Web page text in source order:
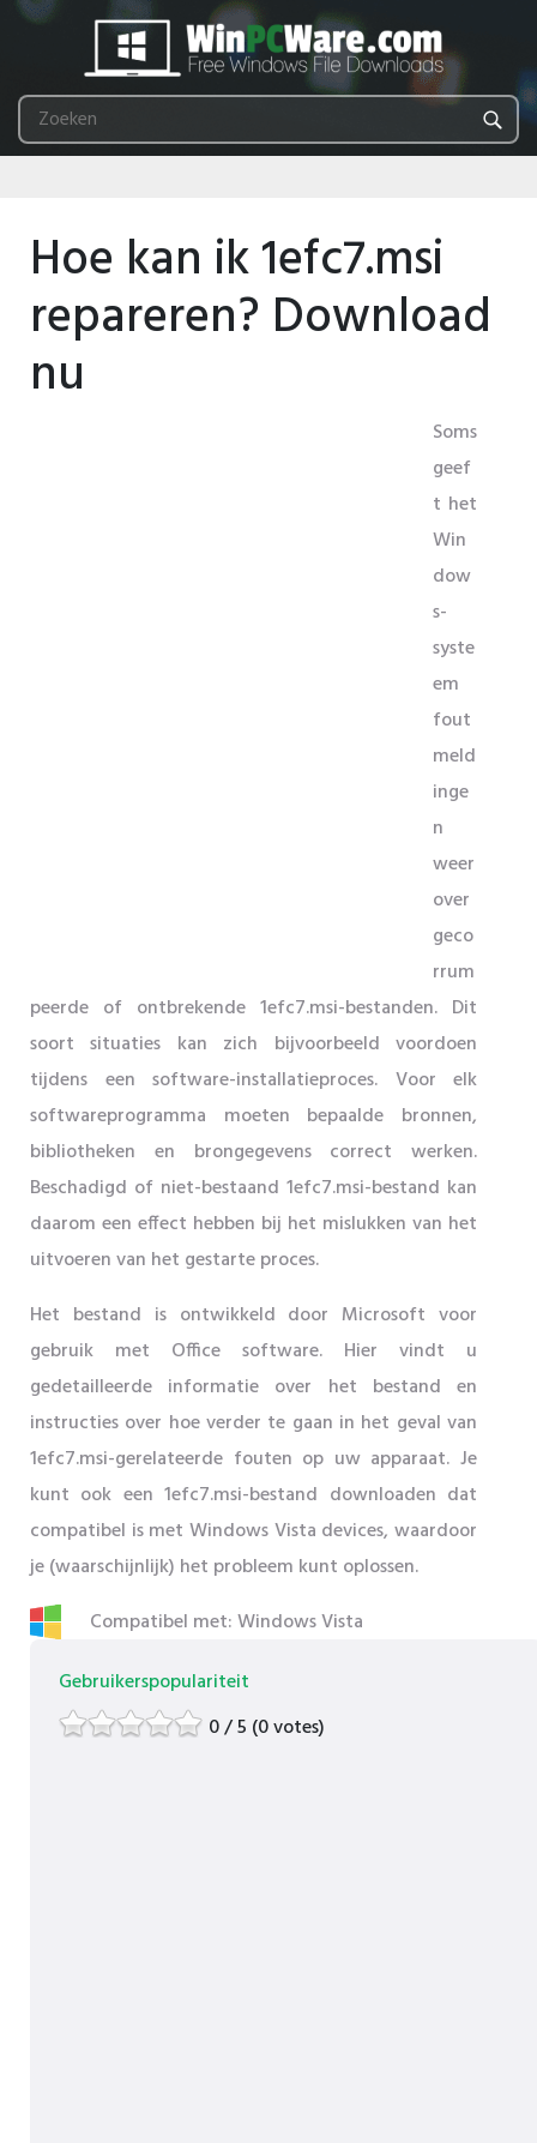
Hoe kan ik 1efc7.msi
repareren? Download
nu
Soms
geef
t het
Win
dow
s-
syste
em
fout
meld
inge
n
weer
over
geco
rrum
peerde of ontbrekende 1efc7.msi-bestanden. Dit
soort situaties kan zich bijvoorbeeld voordoen
tijdens een software-installatieproces. Voor elk
softwareprogramma moeten bepaalde bronnen,
bibliotheken en brongegevens correct werken.
Beschadigd of niet-bestaand 1efc7.msi-bestand kan
daarom een ​​effect hebben bij het mislukken van het
uitvoeren van het gestarte proces.
Het bestand is ontwikkeld door Microsoft voor
gebruik met Office software. Hier vindt u
gedetailleerde informatie over het bestand en
instructies over hoe verder te gaan in het geval van
1efc7.msi-gerelateerde fouten op uw apparaat. Je
kunt ook een 1efc7.msi-bestand downloaden dat
compatibel is met Windows Vista devices, waardoor
je (waarschijnlijk) het probleem kunt oplossen.
Compatibel met: Windows Vista
Gebruikerspopulariteit
0 / 5 (0 votes)